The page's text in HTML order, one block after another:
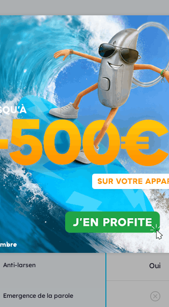
Fonctionnalités
Fonctionnalités
Classe
Canaux - bandes
Programmes - mémoires
Anti-larsen
Emergence de la parole
VOUS
Livio Edge
1195
2
24-24
8-4
Oui